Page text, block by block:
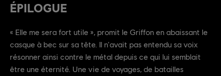
ÉPILOGUE
« Elle me sera fort utile », promit le Griffon en abaissant le
casque à bec sur sa tête. Il n'avait pas entendu sa voix
résonner ainsi contre le métal depuis ce qui lui semblait
être une éternité. Une vie de voyages, de batailles